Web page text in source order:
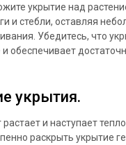
укрытие над
и стебли, оставляя
Убедитесь, что
обеспечивает
укрытия.
растает и наступает
раскрыть укрытие